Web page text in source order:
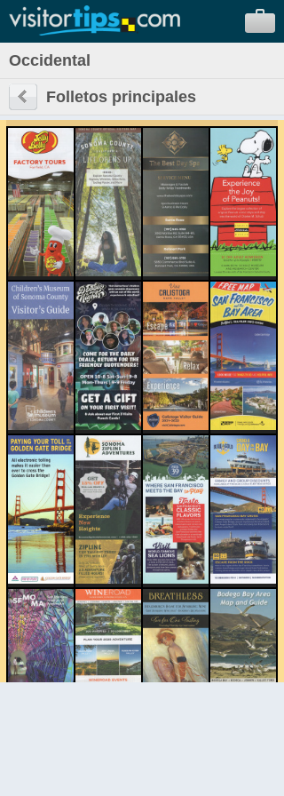
Occidental
Folletos principales